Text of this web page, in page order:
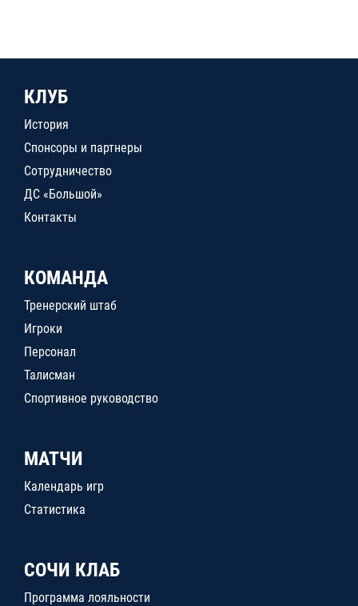
КЛУБ
История
Спонсоры и партнеры
Сотрудничество
ДС «Большой»
Контакты
КОМАНДА
Тренерский штаб
Игроки
Персонал
Талисман
Спортивное руководство
МАТЧИ
Календарь игр
Статистика
СОЧИ КЛАБ
Программа лояльности